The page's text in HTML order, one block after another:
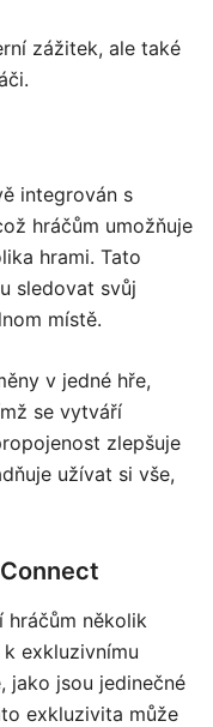
zážitek, ale také
integrován s
hráčům umožňuje
hrami. Tato
sledovat svůj
místě.
v jedné hře,
se vytváří
zlepšuje
užívat si vše,
hráčům několik
exkluzivnímu
jako jsou jedinečné
exkluzivita může